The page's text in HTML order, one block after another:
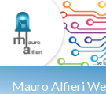
Mauro Alfieri